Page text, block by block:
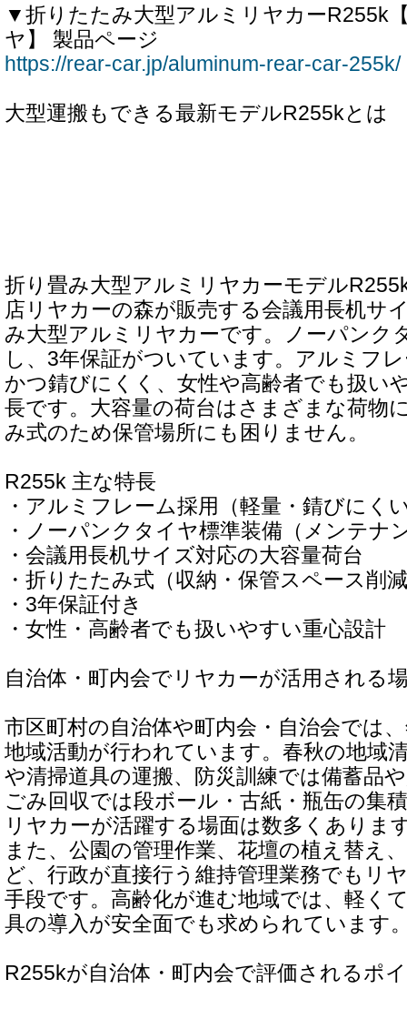
▼折りたたみ大型アルミリヤカーR255k
ヤ】 製品ページ
https://rear-car.jp/aluminum-rear-car-255k/
大型運搬もできる最新モデルR255kとは
折り畳み大型アルミリヤカーモデル
店リヤカーの森が販売する会議用長机サ
み大型アルミリヤカーです。ノーパンク
し、3年保証がついています。アルミフ
かつ錆びにくく、女性や高齢者でも扱い
長です。大容量の荷台はさまざまな荷物
み式のため保管場所にも困りません。
R255k 主な特長
・アルミフレーム採用（軽量・錆びにく
・ノーパンクタイヤ標準装備（メンテナ
・会議用長机サイズ対応の大容量荷台
・折りたたみ式（収納・保管スペース削
・3年保証付き
・女性・高齢者でも扱いやすい重心設計
自治体・町内会でリヤカーが活用される
市区町村の自治体や町内会・自治会では
地域活動が行われています。春秋の地域
や清掃道具の運搬、防災訓練では備蓄品
ごみ回収では段ボール・古紙・瓶缶の集
リヤカーが活躍する場面は数多くありま
また、公園の管理作業、花壇の植え替え
ど、行政が直接行う維持管理業務でもリ
手段です。高齢化が進む地域では、軽く
具の導入が安全面でも求められています
R255kが自治体・町内会で評価されるポ